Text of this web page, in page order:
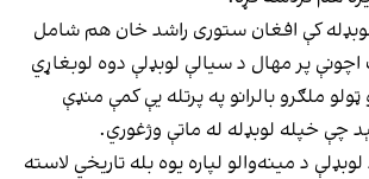
لوبډله کې افغان ستوری راشد خان هم شامل
پر مهال د سیالې لوبډلې دوه لوبغاړي
ملګرو بالرانو په پرتله یې کمې منډې
چې خپله لوبډله له ماتې وژغوري.
د مینه‌والو لپاره یوه بله تاریخي لاسته